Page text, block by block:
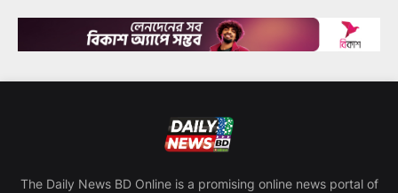
The Daily News BD Online is a promising online news portal of